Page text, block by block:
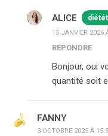
ALICE
15 JANVIER 2026
RÉPONDRE
Bonjour, oui
quantité soit
FANNY
3 OCTOBRE 2025 À